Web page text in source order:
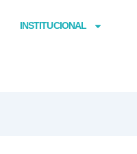
INSTITUCIONAL